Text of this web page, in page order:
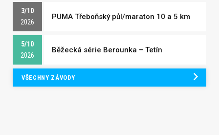
3/10
2026
PUMA Třeboňský půl/maraton 10 a 5 km
5/10
2026
Běžecká série Berounka – Tetín
VŠECHNY ZÁVODY